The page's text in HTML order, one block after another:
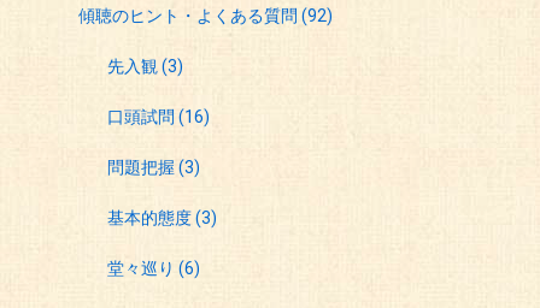
傾聴のヒント・よくある質問 (92)
先入観(3)
口頭試問(16)
問題把握(3)
基本的態度(3)
堂々巡り(6)